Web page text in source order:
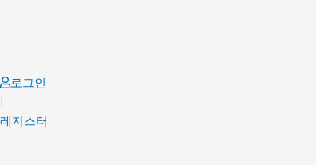
로그인
레지스터